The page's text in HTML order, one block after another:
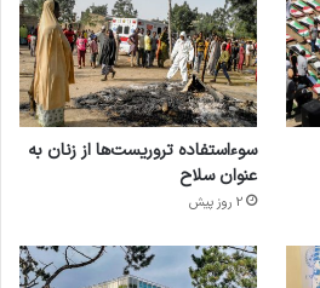
سوءاستفاده تروریست‌ها از زنان به
عنوان سلاح
2 روز پیش